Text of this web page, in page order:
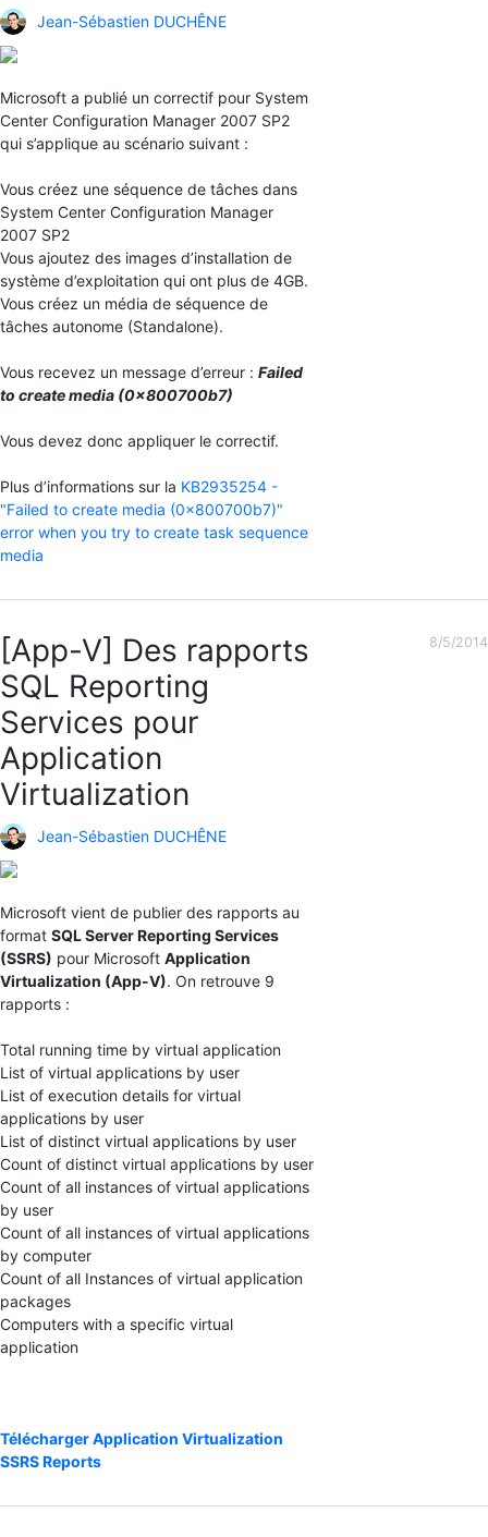
Jean-Sébastien DUCHÊNE
Microsoft a publié un correctif pour System
Center Configuration Manager 2007 SP2
qui s’applique au scénario suivant :
Vous créez une séquence de tâches dans
System Center Configuration Manager
2007 SP2
Vous ajoutez des images d’installation de
système d’exploitation qui ont plus de 4GB.
Vous créez un média de séquence de
tâches autonome (Standalone).
Vous recevez un message d’erreur : Failed
to create media (0x800700b7)
Vous devez donc appliquer le correctif.
Plus d’informations sur la KB2935254 -
"Failed to create media (0x800700b7)"
error when you try to create task sequence
media
[App-V] Des rapports
SQL Reporting
Services pour
Application
Virtualization
Jean-Sébastien DUCHÊNE
Microsoft vient de publier des rapports au
format SQL Server Reporting Services
(SSRS) pour Microsoft Application
Virtualization (App-V). On retrouve 9
rapports :
Total running time by virtual application
List of virtual applications by user
List of execution details for virtual
applications by user
List of distinct virtual applications by user
Count of distinct virtual applications by user
Count of all instances of virtual applications
by user
Count of all instances of virtual applications
by computer
Count of all Instances of virtual application
packages
Computers with a specific virtual
application
Télécharger Application Virtualization
SSRS Reports
8/5/2014